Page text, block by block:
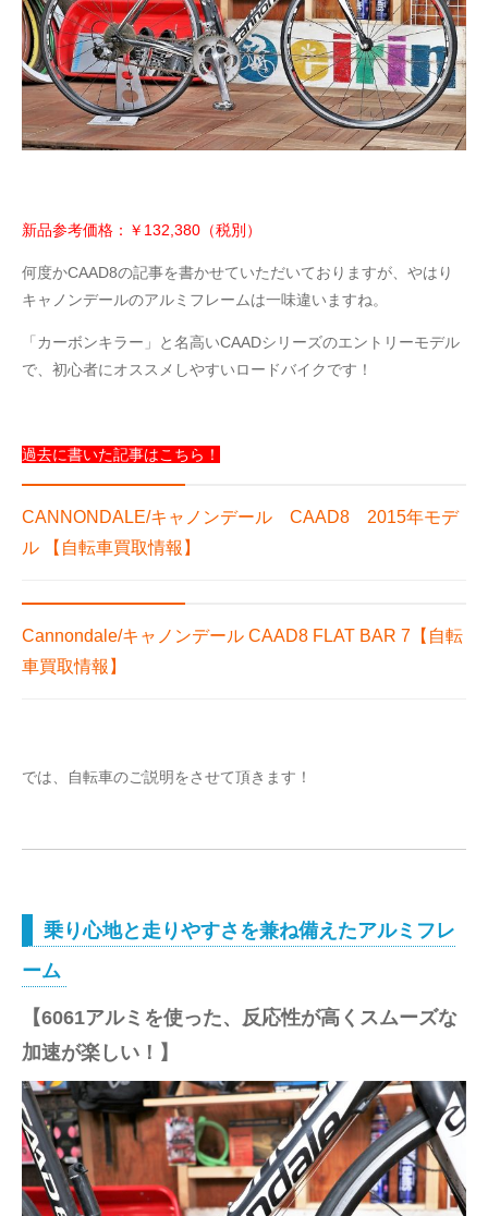
新品参考価格：￥132,380（税別）
何度かCAAD8の記事を書かせていただいておりますが、やはり
キャノンデールのアルミフレームは一味違いますね。
「カーボンキラー」と名高いCAADシリーズのエントリーモデル
で、初心者にオススメしやすいロードバイクです！
過去に書いた記事はこちら！
CANNONDALE/キャノンデール CAAD8 2015年モデ
ル 【自転車買取情報】
Cannondale/キャノンデール CAAD8 FLAT BAR 7【自転
車買取情報】
では、自転車のご説明をさせて頂きます！
乗り心地と走りやすさを兼ね備えたアルミフレ
ーム
【6061アルミを使った、反応性が高くスムーズな
加速が楽しい！】